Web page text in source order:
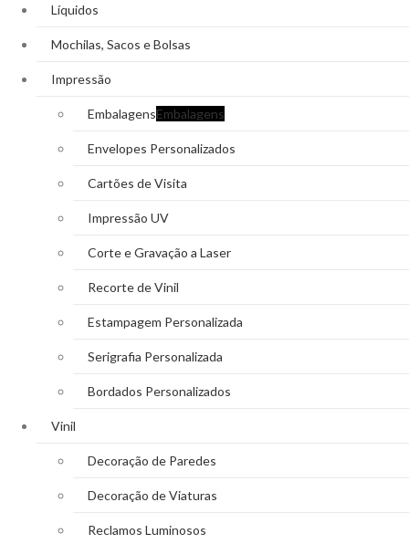
Líquidos
Mochilas, Sacos e Bolsas
Impressão
EmbalagensEmbalagens
Envelopes Personalizados
Cartões de Visita
Impressão UV
Corte e Gravação a Laser
Recorte de Vinil
Estampagem Personalizada
Serigrafia Personalizada
Bordados Personalizados
Vinil
Decoração de Paredes
Decoração de Viaturas
Reclamos Luminosos